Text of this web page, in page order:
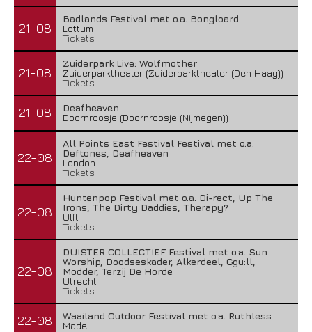
21-08
Badlands Festival met o.a. Bongloard
Lottum
Tickets
21-08
Zuiderpark Live: Wolfmother
Zuiderparktheater (Zuiderparktheater (Den Haag))
Tickets
21-08
Deafheaven
Doornroosje (Doornroosje (Nijmegen))
22-08
All Points East Festival Festival met o.a.
Deftones, Deafheaven
London
Tickets
22-08
Huntenpop Festival met o.a. Di-rect, Up The
Irons, The Dirty Daddies, Therapy?
Ulft
Tickets
22-08
DUISTER COLLECTIEF Festival met o.a. Sun
Worship, Doodseskader, Alkerdeel, Ggu:ll,
Modder, Terzij De Horde
Utrecht
Tickets
22-08
Waailand Outdoor Festival met o.a. Ruthless
Made